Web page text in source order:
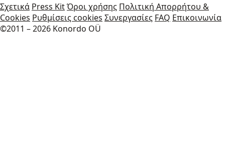
Σχετικά Press KitΌροι χρήσης Πολιτική Απορρήτου &
Cookies Ρυθμίσεις cookies Συνεργασίες FAQ Επικοινωνία
©2011 – 2026 Konordo OÜ